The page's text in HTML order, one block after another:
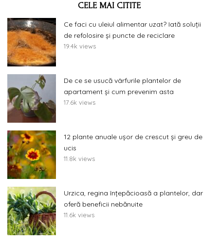
CELE MAI CITITE
Ce faci cu uleiul alimentar uzat? Iată soluții
de refolosire și puncte de reciclare
19.4k views
De ce se usucă vârfurile plantelor de
apartament și cum prevenim asta
17.6k views
12 plante anuale ușor de crescut și greu de
ucis
11.8k views
Urzica, regina înțepăcioasă a plantelor, dar
oferă beneficii nebănuite
11.6k views